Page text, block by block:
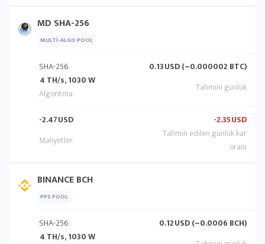
MD SHA-256
MULTI-ALGO POOL
SHA-256
4 TH/s, 1030 W
0.13USD (~0.000002 BTC)
-2.47USD -2.35USD
BINANCE BCH
PPS POOL
SHA-256
4 TH/s, 1030 W
0.12USD (~0.0006 BCH)